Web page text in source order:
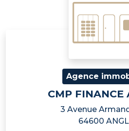
Agence
CMP FINANCE
3 Avenue
64600